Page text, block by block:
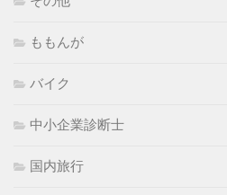
ももんが
バイク
中小企業診断士
国内旅行